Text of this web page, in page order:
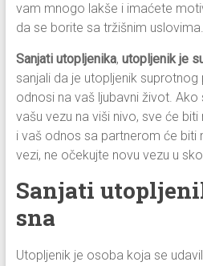
vam mnogo lakše i imaćete
da se borite sa tržišnim uslovima.
Sanjati utopljenika, utopljenik je
sanjali da je utopljenik
odnosi na vaš ljubavni život.
vašu vezu na viši nivo, sve će
i vaš odnos sa partnerom će biti
vezi, ne očekujte novu vezu u
Sanjati
sna
Utopljenik je osoba koja se